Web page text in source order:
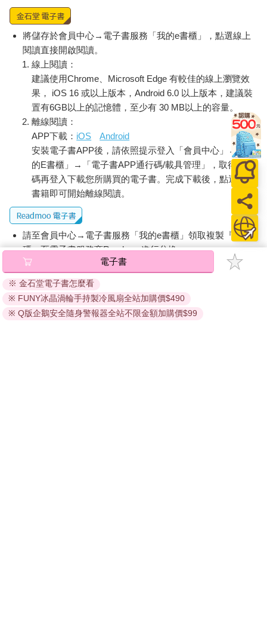
將儲存於會員中心→電子書服務「我的e書櫃」，點選線上
閱讀直接開啟閱讀。
線上閱讀：
建議使用Chrome、Microsoft Edge 有較佳的線上瀏覽效
果， iOS 16 或以上版本，Android 6.0 以上版本，建議裝
置有6GB以上的記憶體，至少有 30 MB以上的容量。
離線閱讀：
APP下載： iOS
Android
安裝電子書APP後，請依照提示登入「會員中心」→「我
的E書櫃」→「電子書APP通行碼/載具管理」，取得通行
碼再登入下載您所購買的電子書。完成下載後，點選任一
書籍即可開始離線閱讀。
請至會員中心→電子書服務「我的e書櫃」領取複製『兌換
碼』至電子書服務商Readmoo進行兌換。
退換貨須知：
因版權保護，您在金石堂所購買的電子書僅能以金石堂專屬
的閱讀軟體開啟閱讀，無法以其他閱讀器或直接下載檔案。
依據「消費者保護法」第19條及行政院消費者保護處公告之
電子書
※ 金石堂電子書怎麼看
※ FUNY冰晶渦輪手持製冷風扇全站加購價$490
※ Q版企鵝安全隨身警報器全站不限金額加購價$99